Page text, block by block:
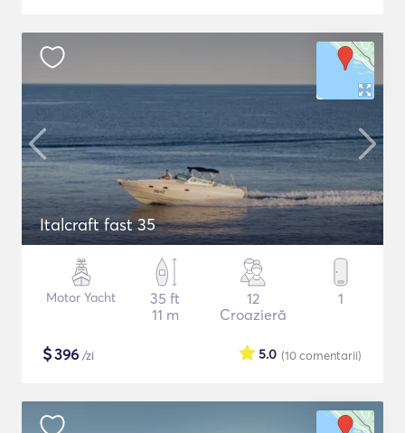
Italcraft fast 35
Motor Yacht
35 ft
11 m
12
Croazieră
1
$396 /zi (10comentarii)
5.0